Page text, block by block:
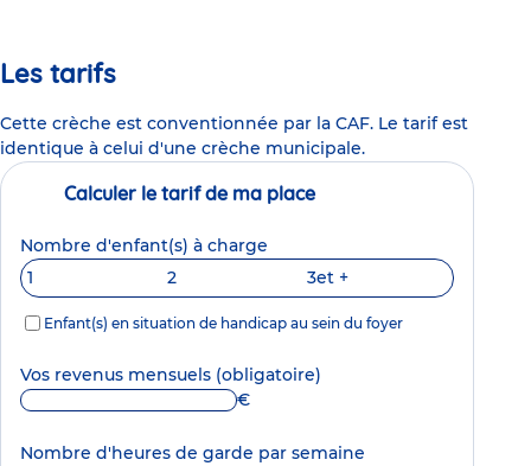
Les tarifs
Cette crèche est conventionnée par la CAF. Le tarif est
identique à celui d'une crèche municipale.
Calculer le tarif de ma place
Nombre d'enfant(s) à charge
1
2 3et +
Enfant(s) en situation de handicap au sein du foyer
Vos revenus mensuels (obligatoire)
€
Nombre d'heures de garde par semaine